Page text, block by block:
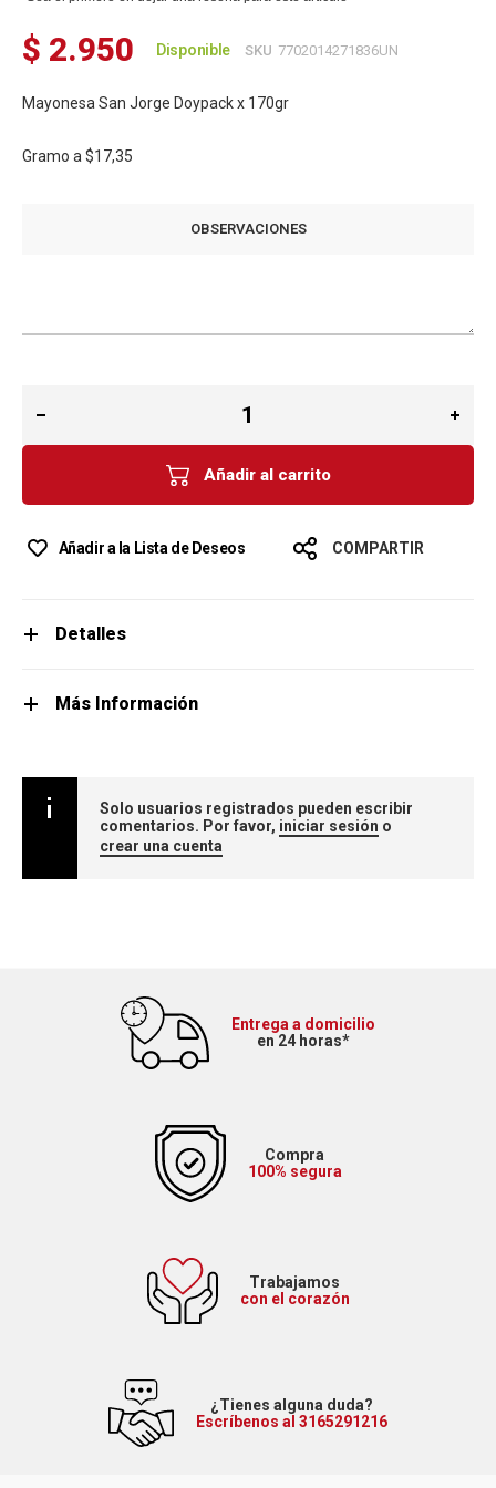
$ 2.950 Disponible SKU 7702014271836UN
Mayonesa San Jorge Doypack x 170gr
Gramo a $17,35
OBSERVACIONES
Añadir al carrito
Añadir a la Lista de Deseos COMPARTIR
Detalles
Más Información
Solo usuarios registrados pueden escribir
comentarios. Por favor, iniciar sesión o
crear una cuenta
Entrega a domicilio
en 24 horas*
Compra
100% segura
Trabajamos
con el corazón
¿Tienes alguna duda?
Escríbenos al 3165291216